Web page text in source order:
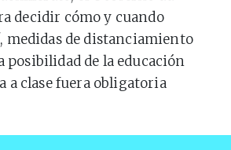
decidir cómo y cuando
medidas de distanciamiento
posibilidad de la educación
a clase fuera obligatoria